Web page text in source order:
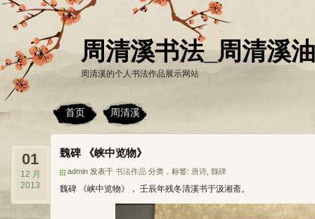
周清溪书法_周清溪
周清溪的个人书法作品展示网站
首页 周清溪
魏碑 《峡中览物》
admin 发表于 书法作品 分类，标签: 唐诗 魏碑
01
12 月
2013
魏碑 《峡中览物》， 壬辰年残冬清溪书于汲湘斋。